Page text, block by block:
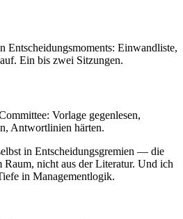
Entscheidungsmoments: Einwandliste,
Ein bis zwei Sitzungen.
Vorlage gegenlesen,
Antwortlinien härten.
in Entscheidungsgremien — die
nicht aus der Literatur. Und ich
in Managementlogik.